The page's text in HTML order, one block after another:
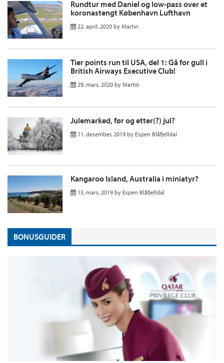
Rundtur med Daniel og low-pass over et
koronastengt København Lufthavn
22. april, 2020 by Martin
Tier points run til USA, del 1: Gå for gull i
British Airways Executive Club!
29. mars, 2020 by Martin
Julemarked, før og etter(?) jul?
11. desember, 2019 by Espen Blåfjelldal
Kangaroo Island, Australia i miniatyr?
15. mars, 2019 by Espen Blåfjelldal
BONUSGUIDER